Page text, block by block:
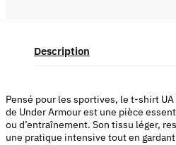
Description
Pensé pour les sportives, le t-shirt
de Under Armour est une pièce
ou d’entraînement. Son tissu léger,
une pratique intensive tout en